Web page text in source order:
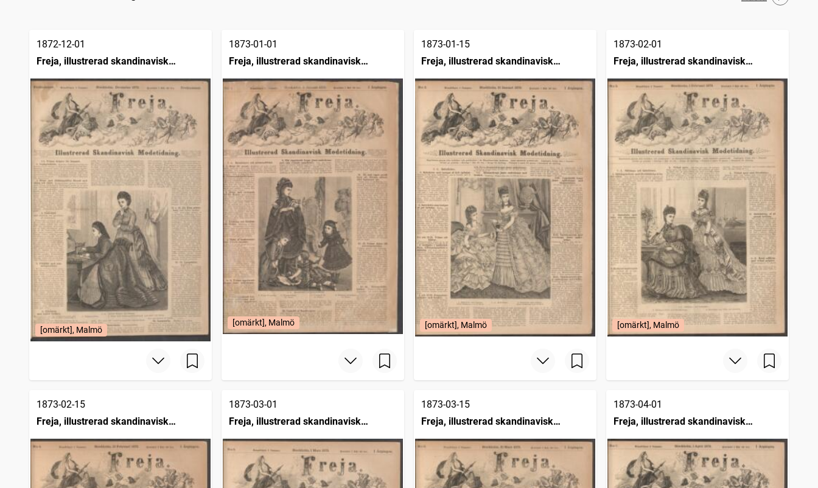
1872-12-01
Freja, illustrerad skandinavisk
modetidning
[omärkt], Malmö
1873-01-01
Freja, illustrerad skandinavisk
modetidning
[omärkt], Malmö
1873-01-15
Freja, illustrerad skandinavisk
modetidning
[omärkt], Malmö
1873-02-01
Freja, illustrerad skandinavisk
modetidning
[omärkt], Malmö
1873-02-15
Freja, illustrerad skandinavisk
modetidning
1873-03-01
Freja, illustrerad skandinavisk
modetidning
1873-03-15
Freja, illustrerad skandinavisk
modetidning
1873-04-01
Freja, illustrerad skandinavisk
modetidning